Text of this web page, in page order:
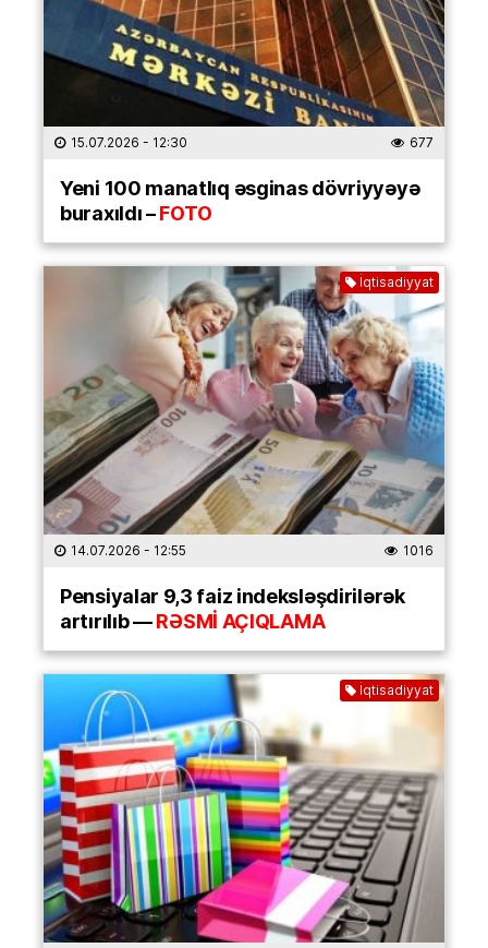
15.07.2026 - 12:30 677
Yeni 100 manatlıq əsginas dövriyyəyə
buraxıldı –FOTO
İqtisadiyyat
14.07.2026 - 12:55 1016
Pensiyalar 9,3 faiz indeksləşdirilərək
artırılıb —RƏSMİ AÇIQLAMA
İqtisadiyyat